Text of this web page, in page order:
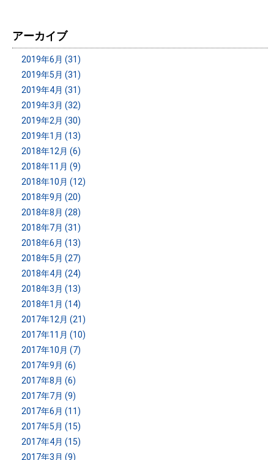
アーカイブ
2019年6月 (31)
2019年5月 (31)
2019年4月 (31)
2019年3月 (32)
2019年2月 (30)
2019年1月 (13)
2018年12月 (6)
2018年11月 (9)
2018年10月 (12)
2018年9月 (20)
2018年8月 (28)
2018年7月 (31)
2018年6月 (13)
2018年5月 (27)
2018年4月 (24)
2018年3月 (13)
2018年1月 (14)
2017年12月 (21)
2017年11月 (10)
2017年10月 (7)
2017年9月 (6)
2017年8月 (6)
2017年7月 (9)
2017年6月 (11)
2017年5月 (15)
2017年4月 (15)
2017年3月 (9)